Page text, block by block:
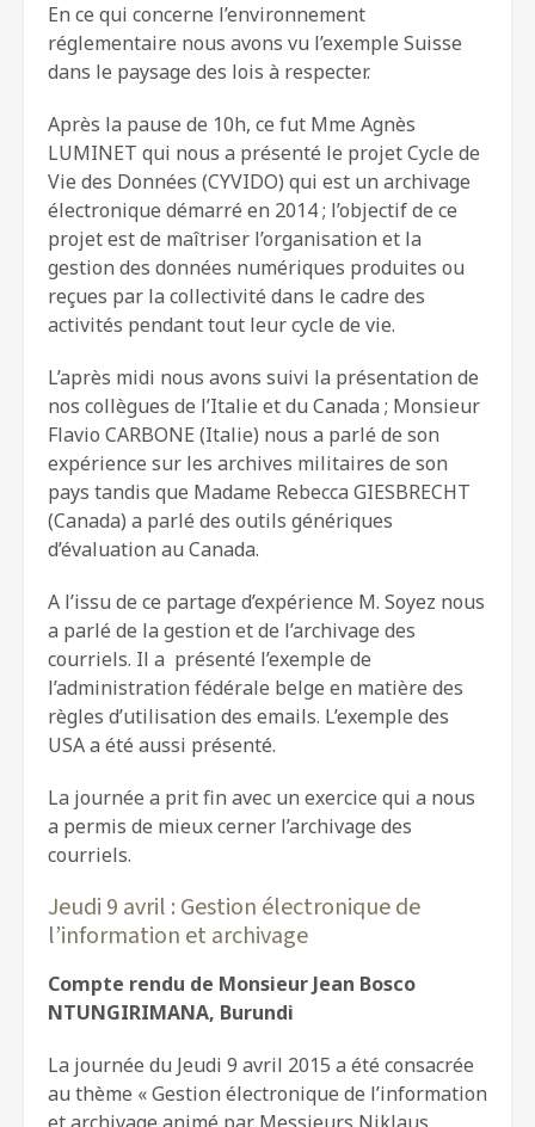
En ce qui concerne l’environnement
réglementaire nous avons vu l’exemple Suisse
dans le paysage des lois à respecter.
Après la pause de 10h, ce fut Mme Agnès
LUMINET qui nous a présenté le projet Cycle de
Vie des Données (CYVIDO) qui est un archivage
électronique démarré en 2014 ; l’objectif de ce
projet est de maîtriser l’organisation et la
gestion des données numériques produites ou
reçues par la collectivité dans le cadre des
activités pendant tout leur cycle de vie.
L’après midi nous avons suivi la présentation de
nos collègues de l’Italie et du Canada ; Monsieur
Flavio CARBONE (Italie) nous a parlé de son
expérience sur les archives militaires de son
pays tandis que Madame Rebecca GIESBRECHT
(Canada) a parlé des outils génériques
d’évaluation au Canada.
A l’issu de ce partage d’expérience M. Soyez nous
a parlé de la gestion et de l’archivage des
courriels. Il a présenté l’exemple de
l’administration fédérale belge en matière des
règles d’utilisation des emails. L’exemple des
USA a été aussi présenté.
La journée a prit fin avec un exercice qui a nous
a permis de mieux cerner l’archivage des
courriels.
Jeudi 9 avril : Gestion électronique de
l’information et archivage
Compte rendu de Monsieur Jean Bosco
NTUNGIRIMANA, Burundi
La journée du Jeudi 9 avril 2015 a été consacrée
au thème « Gestion électronique de l’information